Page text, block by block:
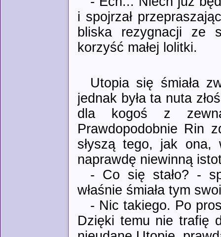
i spojrzał
bliska rezygnacji ze
korzyść małej lolitki.
Utopia się śmiała
jednak była ta nuta
dla kogoś z
Prawdopodobnie Rin
słyszą tego, jak ona,
naprawdę niewinną
- Co się stało? -
właśnie śmiała tym
- Nic takiego. Po
Dzięki temu nie trafię